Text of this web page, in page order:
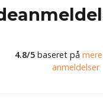
4.8/5 baseret på
anmeldelser